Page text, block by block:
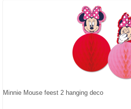
Minnie Mouse feest 2 hanging deco